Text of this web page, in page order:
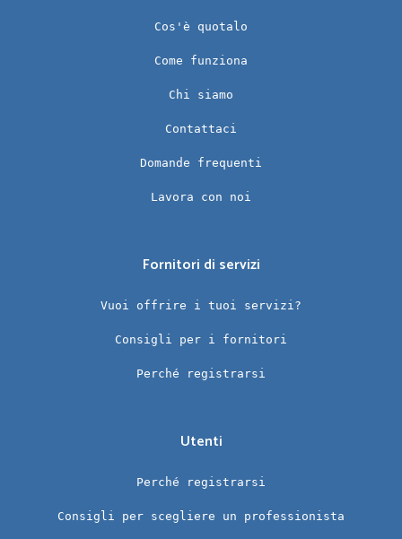
Cos'è quotalo
Come funziona
Chi siamo
Contattaci
Domande frequenti
Lavora con noi
Fornitori di servizi
Vuoi offrire i tuoi servizi?
Consigli per i fornitori
Perché registrarsi
Utenti
Perché registrarsi
Consigli per scegliere un professionista